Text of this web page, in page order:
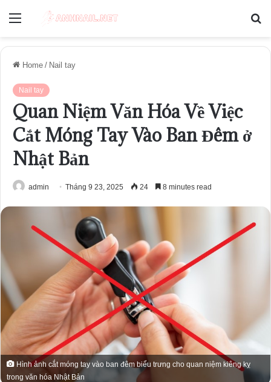
Menu
Home / Nail tay
Nail tay
Quan Niệm Văn Hóa Về Việc
Cắt Móng Tay Vào Ban Đêm ở
Nhật Bản
admin Tháng 9 23, 2025 24 8 minutes read
Hình ảnh cắt móng tay vào ban đêm biểu trưng cho quan niệm kiêng kỵ
trong văn hóa Nhật Bản